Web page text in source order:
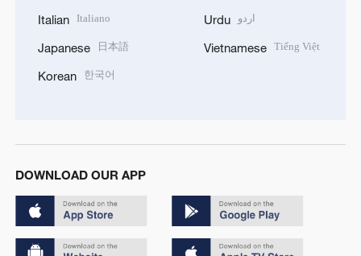
Italian Italiano
Japanese 日本語
Korean 한국어
Urdu اردو
Vietnamese Tiếng Việt
DOWNLOAD OUR APP